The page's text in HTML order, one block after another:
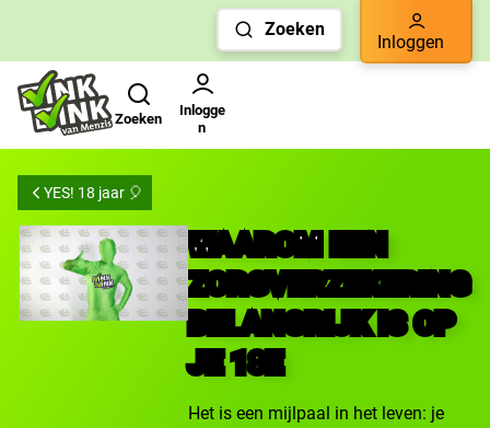
snelle
navigatie
Zoeken
Inloggen
Zoeken
Inlogge
n
YES! 18 jaar 🎈
WAAROM EEN
ZORGVERZEKERING
BELANGRIJK IS OP
JE 18E
Het is een mijlpaal in het leven: je